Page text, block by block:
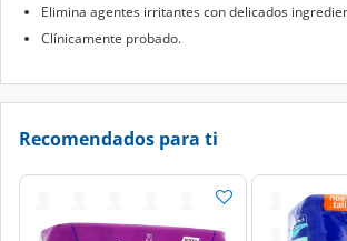
Elimina agentes irritantes con delicados
Clínicamente probado.
Recomendados para ti